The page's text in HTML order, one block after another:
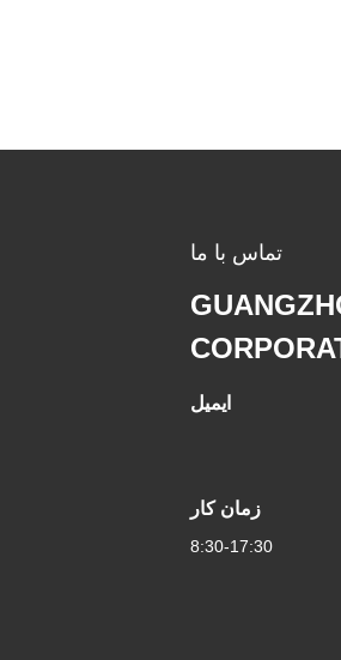
تماس با ما
ایمیل
زمان کار
8:30-17:30